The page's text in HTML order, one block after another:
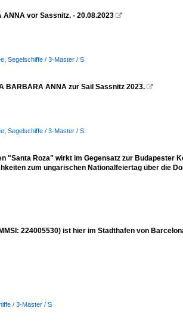
vor Sassnitz. - 20.08.2023 
Segelschiffe / 3-Master / S
BARBARA ANNA zur Sail Sassnitz 2023. 
Segelschiffe / 3-Master / S
"Santa Roza" wirkt im Gegensatz zur Budapester
zum ungarischen Nationalfeiertag über die
224005530) ist hier im Stadthafen von
/ 3-Master / S